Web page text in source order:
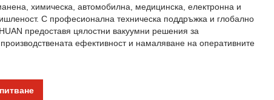
химическа, автомобилна, медицинска, електронна и
С професионална техническа поддръжка и глобално
предоставя цялостни вакуумни решения за
ефективност и намаляване на оперативните